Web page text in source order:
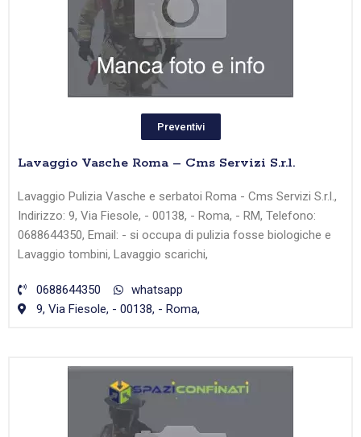
Preventivi
Lavaggio Vasche Roma – Cms Servizi S.r.l.
Lavaggio Pulizia Vasche e serbatoi Roma - Cms Servizi S.r.l.,
Indirizzo: 9, Via Fiesole, - 00138, - Roma, - RM, Telefono:
0688644350, Email: - si occupa di pulizia fosse biologiche e
Lavaggio tombini, Lavaggio scarichi,
0688644350
whatsapp
9, Via Fiesole, - 00138, - Roma,